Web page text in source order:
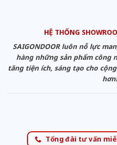
HỆ THỐNG
SAIGONDOOR luôn nỗ lực
hàng những sản phẩm công
tăng tiện ích, sáng tạo cho
hơn!
Tổng đài tư vấn